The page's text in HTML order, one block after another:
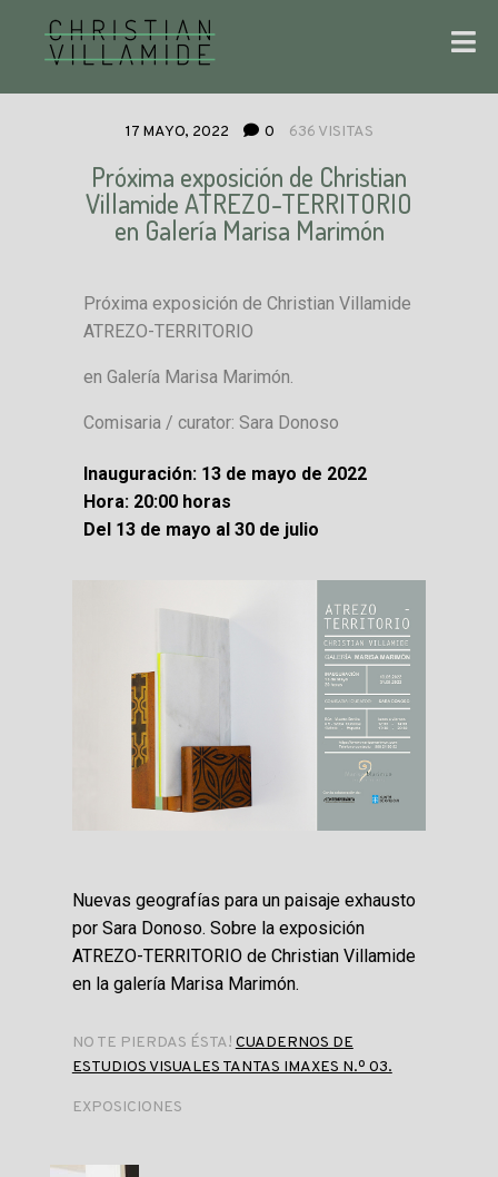
17 MAYO, 2022 0 636 VISITAS
Próxima exposición de Christian
Villamide ATREZO-TERRITORIO
en Galería Marisa Marimón
Próxima exposición de Christian Villamide
ATREZO-TERRITORIO
en Galería Marisa Marimón.
Comisaria / curator: Sara Donoso
Inauguración: 13 de mayo de 2022
Hora: 20:00 horas
Del 13 de mayo al 30 de julio
Nuevas geografías para un paisaje exhausto
por Sara Donoso. Sobre la exposición
ATREZO-TERRITORIO de Christian Villamide
en la galería Marisa Marimón.
NO TE PIERDAS ÉSTA! CUADERNOS DE
ESTUDIOS VISUALES TANTAS IMAXES N.º 03.
EXPOSICIONES